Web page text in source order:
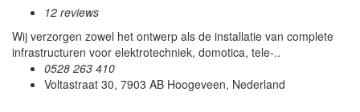
12 reviews
Wij verzorgen zowel het ontwerp als de installatie van complete
infrastructuren voor elektrotechniek, domotica, tele-..
0528 263 410
Voltastraat 30, 7903 AB Hoogeveen, Nederland